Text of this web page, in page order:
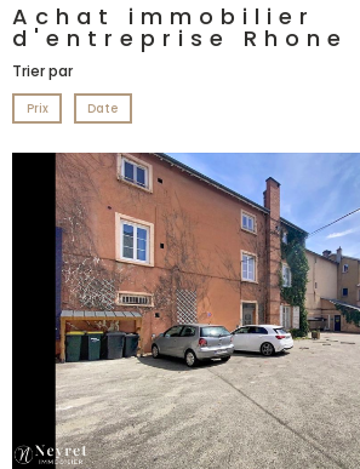
Achat immobilier
d'entreprise Rhone
Trier par
Prix Date